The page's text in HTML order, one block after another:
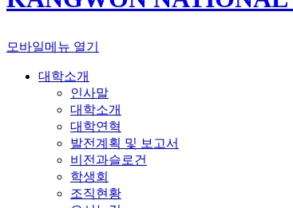
모바일메뉴 열기
대학소개
인사말
대학소개
대학연혁
발전계획 및 보고서
비전과슬로건
학생회
조직현황